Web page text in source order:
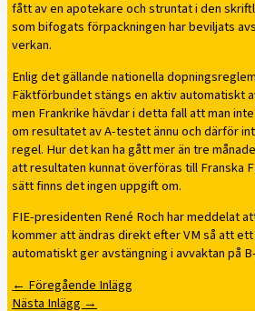
fått av en apotekare och struntat i den
som bifogats förpackningen har beviljats
verkan.
Enlig det gällande nationella
Fäktförbundet stängs en aktiv automatiskt
men Frankrike hävdar i detta fall att man
om resultatet av A-testet ännu och därför
regel. Hur det kan ha gått mer än tre
att resultaten kunnat överföras till Franska
sätt finns det ingen uppgift om.
FIE-presidenten René Roch har meddelat
kommer att ändras direkt efter VM så att
automatiskt ger avstängning i avvaktan på
← Föregående Inlägg
Nästa Inlägg →